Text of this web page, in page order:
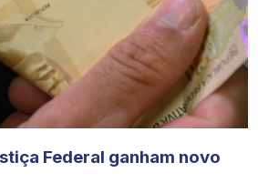
Federal ganham novo